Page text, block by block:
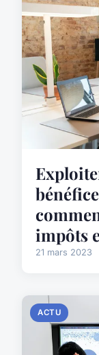
impôts
21 mars 2023
ACTU